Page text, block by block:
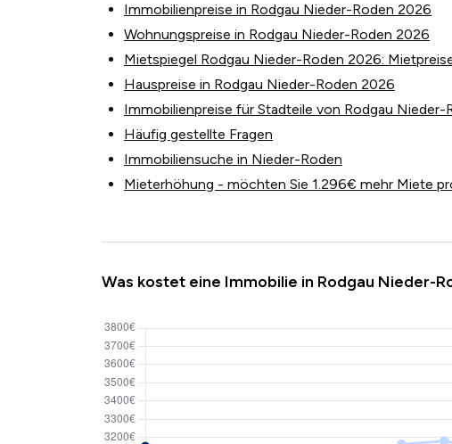
Immobilienpreise in Rodgau Nieder-Roden 2026
Wohnungspreise in Rodgau Nieder-Roden 2026
Mietspiegel Rodgau Nieder-Roden 2026:
Hauspreise in Rodgau Nieder-Roden 2026
Immobilienpreise für Stadteile von Rodgau Nieder-
Häufig gestellte Fragen
Immobiliensuche in Nieder-Roden
Mieterhöhung - möchten Sie 1.296€ mehr Miete
Was kostet eine Immobilie in Rodgau Nieder-